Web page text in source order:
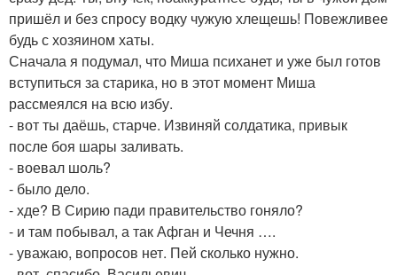
пришёл и без спросу водку чужую хлещешь! Повежливее
будь с хозяином хаты.
Сначала я подумал, что Миша психанет и уже был готов
вступиться за старика, но в этот момент Миша
рассмеялся на всю избу.
- вот ты даёшь, старче. Извиняй солдатика, привык
после боя шары заливать.
- воевал шоль?
- было дело.
- хде? В Сирию пади правительство гоняло?
- и там побывал, а так Афган и Чечня ….
- уважаю, вопросов нет. Пей сколько нужно.